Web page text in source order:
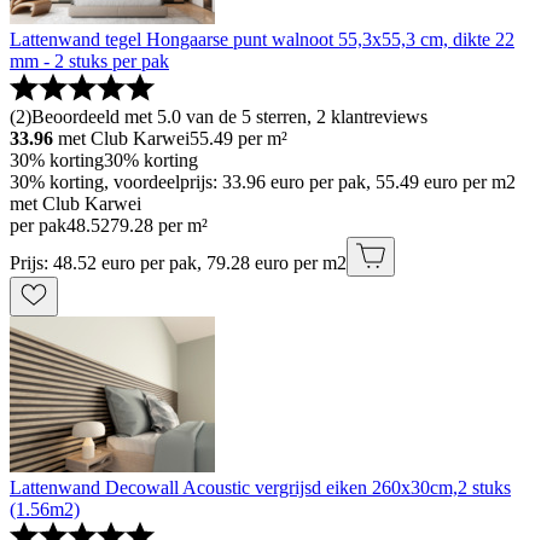
Lattenwand tegel Hongaarse punt walnoot 55,3x55,3 cm, dikte 22
mm - 2 stuks per pak
(2)Beoordeeld met 5.0 van de 5 sterren, 2 klantreviews
33.96 met Club Karwei55.49 per m²
30% korting30% korting
30% korting, voordeelprijs: 33.96 euro per pak, 55.49 euro per m2
met Club Karwei
per pak48.5279.28 per m²
Prijs: 48.52 euro per pak, 79.28 euro per m2
Lattenwand Decowall Acoustic vergrijsd eiken 260x30cm,2 stuks
(1.56m2)